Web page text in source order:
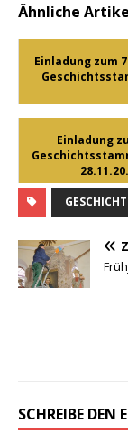
Ähnliche
Einladung zum
Einladung
SCHREIBE DEN